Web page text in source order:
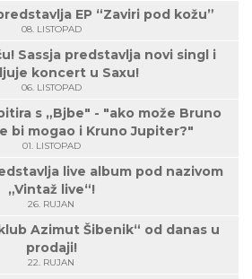
EP “Zaviri pod kožu”
08. LISTOPAD
Sassja predstavlja novi singl i
koncert u Saxu!
06. LISTOPAD
s „Bjbe" - "ako može Bruno
bi mogao i Kruno Jupiter?"
01. LISTOPAD
live album pod nazivom
„Vintaž live“!
26. RUJAN
Azimut Šibenik“ od danas u
prodaji!
22. RUJAN